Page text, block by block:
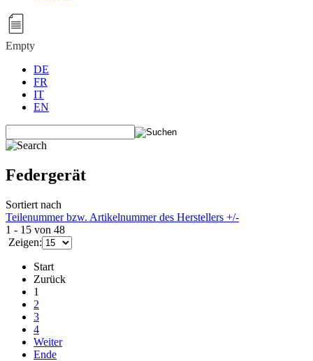
Empty
DE
FR
IT
EN
Federgerät
Sortiert nach
Teilenummer bzw. Artikelnummer des Herstellers +/-
1 - 15 von 48
Zeigen:
Start
Zurück
1
2
3
4
Weiter
Ende